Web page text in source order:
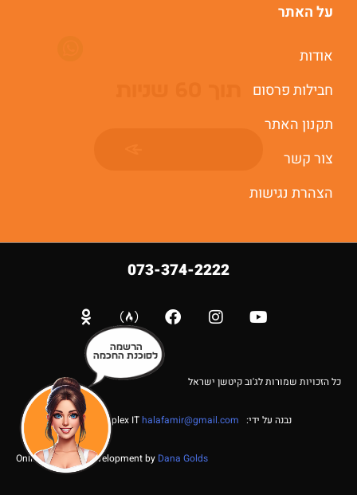
על האתר
אודות
חבילות פרסום
תקנון האתר
צור קשר
הצהרת נגישות
073-374-2222
כל הזכויות שמורות לג'וב קיטשן ישראל
נבנה על ידי: Web complex IT halafamir@gmail.com
Online Business Development by Dana Golds
הרשמה
לסוכנת החכמה